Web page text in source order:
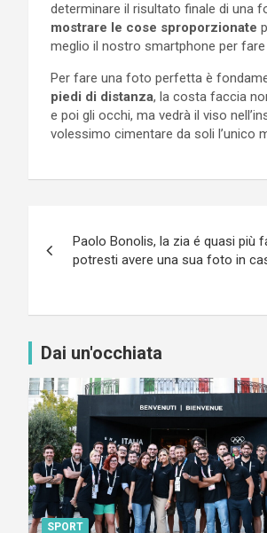
determinare il risultato finale di
mostrare le cose sproporzionate
meglio il nostro smartphone per
Per fare una foto perfetta è
piedi di distanza, la costa faccia
e poi gli occhi, ma vedrà il viso
volessimo cimentare da soli l’unico
articoli
Paolo Bonolis, la zia é quasi più
potresti avere una sua foto in
Dai un'occhiata
SPORT